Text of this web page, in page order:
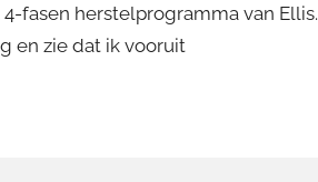
M
a
fasen herstelprogramma van Ellis.
en zie dat ik vooruit